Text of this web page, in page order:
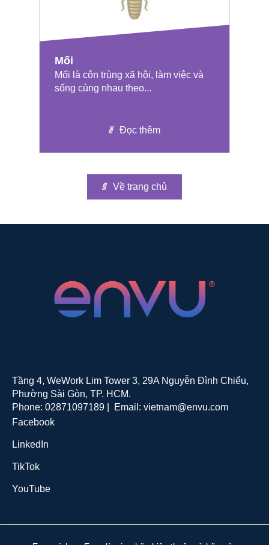
Mối
Mối là côn trùng xã hội, làm việc và
sống cùng nhau theo...
Đọc thêm
Về trang chủ
Tầng 4, WeWork Lim Tower 3, 29A Nguyễn Đình Chiểu,
Phường Sài Gòn, TP. HCM.
Phone: 02871097189 |
Email: vietnam@envu.com
Facebook
LinkedIn
TikTok
YouTube